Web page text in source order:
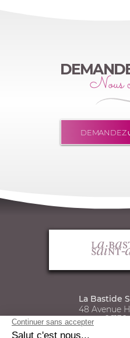
Nous
DEMANDEZ
La Bastide
48 Avenue
06130